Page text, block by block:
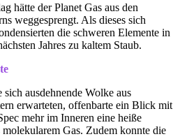
hätte der Planet Gas aus den
weggesprengt. Als dieses sich
die schweren Elemente in
Jahres zu kaltem Staub.
ausdehnende Wolke aus
erwarteten, offenbarte ein Blick mit
mehr im Inneren eine heiße
Gas. Zudem konnte die